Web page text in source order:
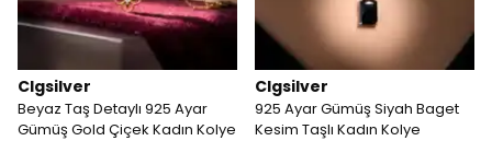
Clgsilver
Beyaz Taş Detaylı 925 Ayar
Gümüş Gold Çiçek Kadın Kolye
Clgsilver
925 Ayar Gümüş Siyah Baget
Kesim Taşlı Kadın Kolye